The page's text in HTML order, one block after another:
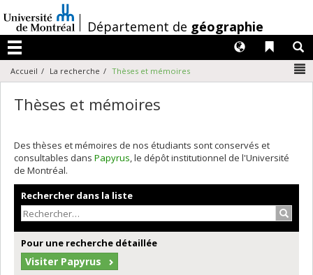
au
contenu
/Département de géographie
Menu
Liens
Langues
Accueil La recherche Thèses et mémoires
Thèses et mémoires
Des thèses et mémoires de nos étudiants sont conservés et
consultables dans Papyrus, le dépôt institutionnel de l'Université
de Montréal.
Rechercher dans la liste
Pour une recherche détaillée
Visiter Papyrus